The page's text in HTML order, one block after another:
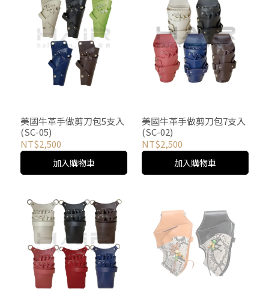
美國牛革手做剪刀包5支入
(SC-05)
NT$2,500
加入購物車
美國牛革手做剪刀包7支入
(SC-02)
NT$2,500
加入購物車